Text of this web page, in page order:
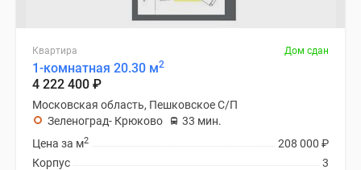
Квартира Дом сдан
1-комнатная 20.30 м2
4 222 400 ₽
Московская область, Пешковское С/П
Зеленоград- Крюково
33 мин.
208 000 ₽
Цена за м2
3
Корпус